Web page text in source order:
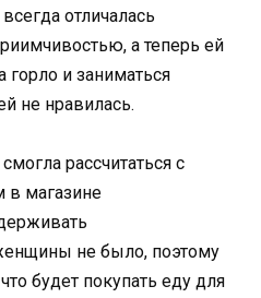
отличалась
а теперь ей
горло и заниматься
не нравилась.
рассчитаться с
в магазине
не было, поэтому
будет покупать еду для